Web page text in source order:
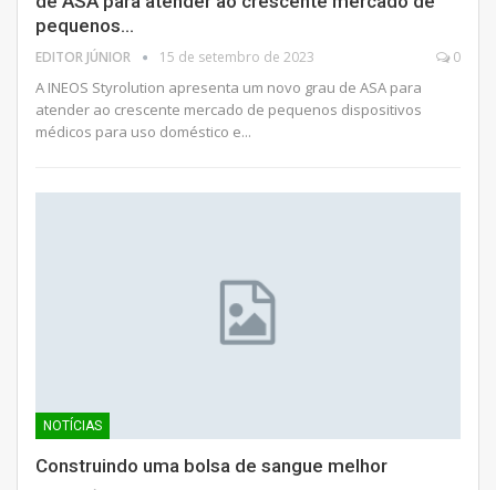
pequenos…
EDITOR JÚNIOR 15 de setembro de 2023 0
A INEOS Styrolution apresenta um novo grau de ASA para
atender ao crescente mercado de pequenos dispositivos
médicos para uso doméstico e...
NOTÍCIAS
Construindo uma bolsa de sangue melhor